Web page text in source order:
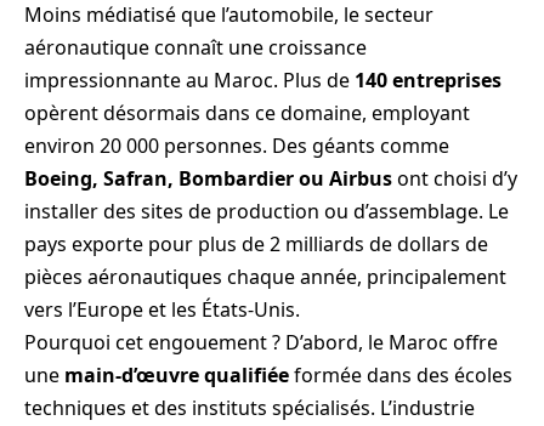
Moins médiatisé que l’automobile, le secteur
aéronautique connaît une croissance
impressionnante au Maroc. Plus de 140 entreprises
opèrent désormais dans ce domaine, employant
environ 20 000 personnes. Des géants comme
Boeing, Safran, Bombardier ou Airbusont choisi d’y
installer des sites de production ou d’assemblage. Le
pays exporte pour plus de 2 milliards de dollars de
pièces aéronautiques chaque année, principalement
vers l’Europe et les États-Unis.
Pourquoi cet engouement ? D’abord, le Maroc offre
une main-d’œuvre qualifiéeformée dans des écoles
techniques et des instituts spécialisés. L’industrie